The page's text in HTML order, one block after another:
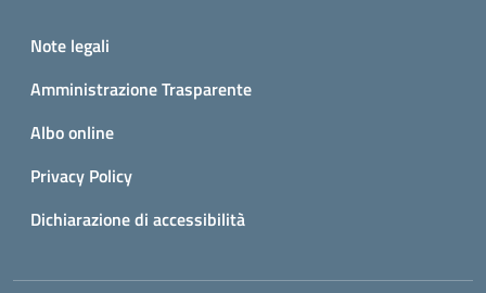
Small prints
Note legali
Amministrazione Trasparente
Albo online
Privacy Policy
Dichiarazione di accessibilità